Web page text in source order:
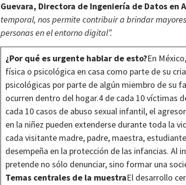
Guevara, Directora de Ingeniería de Datos en
temporal, nos permite contribuir a brindar
personas en el entorno digital”.
¿Por qué es urgente hablar de esto?En
física o psicológica en casa como parte de su
psicológicas por parte de algún miembro de su
ocurren dentro del hogar.4 de cada 10 víctimas
cada 10 casos de abuso sexual infantil, el
en la niñez pueden extenderse durante toda la
cada visitante madre, padre, maestra,
desempeña en la protección de las infancias. Al
pretende no sólo denunciar, sino formar una
Temas centrales de la muestraEl desarrollo